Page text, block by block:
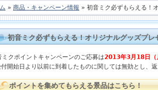
» 商品・キャンペーン情報 » 初音ミク必ずもらえる！
初音ミク必ずもらえる！オリジナルグッズプレ
ミクポイントキャンペーンのご応募は2013年3月18 日
開始日より以前に到着したものに関しては無効とし、
ポイントを集めてもらえる景品はこちら！